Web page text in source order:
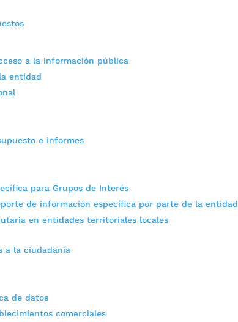
a la información pública
entidad
e informes
para Grupos de Interés
de información específica por parte de la entidad
en entidades territoriales locales
a la ciudadanía
de datos
comerciales